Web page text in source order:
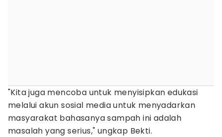
"Kita juga mencoba untuk menyisipkan edukasi
melalui akun sosial media untuk menyadarkan
masyarakat bahasanya sampah ini adalah
masalah yang serius," ungkap Bekti.